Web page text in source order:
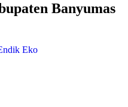
Banyumas
Eko